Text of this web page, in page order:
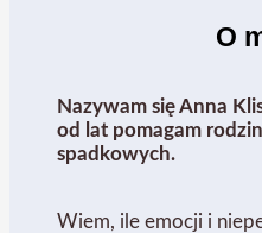
O
Nazywam się Anna
od lat pomagam
spadkowych.
Wiem, ile emocji i